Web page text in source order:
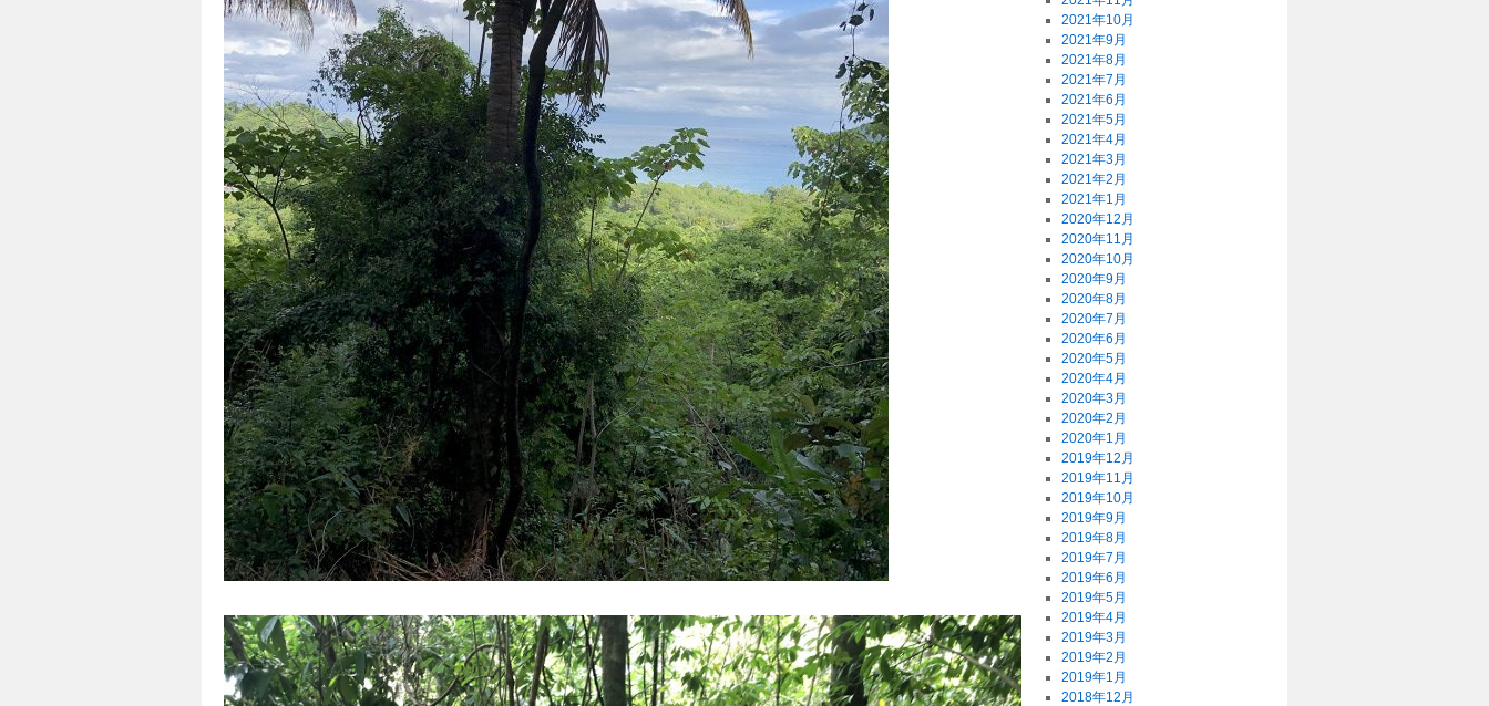
2021年10月
2021年9月
2021年8月
2021年7月
2021年6月
2021年5月
2021年4月
2021年3月
2021年2月
2021年1月
2020年12月
2020年11月
2020年10月
2020年9月
2020年8月
2020年7月
2020年6月
2020年5月
2020年4月
2020年3月
2020年2月
2020年1月
2019年12月
2019年11月
2019年10月
2019年9月
2019年8月
2019年7月
2019年6月
2019年5月
2019年4月
2019年3月
2019年2月
2019年1月
2018年12月